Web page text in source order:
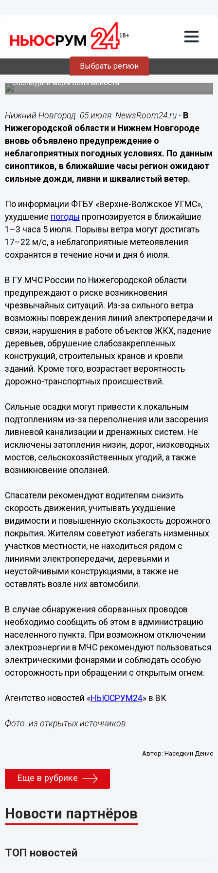
Выбрать регион
Ливни и ветер до 22 м/с вновь
ожидаются в Нижегородской области
Непогода накроет регион в ближайшие часы 5 июля и
сохранится до конца дня 6 июля. Жителей призывают
соблюдать меры безопасности.
Нижний Новгород. 05 июля. NewsRoom24.ru - В
Нижегородской области и Нижнем Новгороде
вновь объявлено предупреждение о
неблагоприятных погодных условиях. По данным
синоптиков, в ближайшие часы регион ожидают
сильные дожди, ливни и шквалистый ветер.
По информации ФГБУ «Верхне-Волжское УГМС»,
ухудшение погоды прогнозируется в ближайшие
1–3 часа 5 июля. Порывы ветра могут достигать
17–22 м/с, а неблагоприятные метеоявления
сохранятся в течение ночи и дня 6 июля.
В ГУ МЧС России по Нижегородской области
предупреждают о риске возникновения
чрезвычайных ситуаций. Из-за сильного ветра
возможны повреждения линий электропередачи и
связи, нарушения в работе объектов ЖКХ, падение
деревьев, обрушение слабозакрепленных
конструкций, строительных кранов и кровли
зданий. Кроме того, возрастает вероятность
дорожно-транспортных происшествий.
Сильные осадки могут привести к локальным
подтоплениям из-за переполнения или засорения
ливневой канализации и дренажных систем. Не
исключены затопления низин, дорог, низководных
мостов, сельскохозяйственных угодий, а также
возникновение оползней.
Спасатели рекомендуют водителям снизить
скорость движения, учитывать ухудшение
видимости и повышенную скользкость дорожного
покрытия. Жителям советуют избегать низменных
участков местности, не находиться рядом с
линиями электропередачи, деревьями и
неустойчивыми конструкциями, а также не
оставлять возле них автомобили.
В случае обнаружения оборванных проводов
необходимо сообщить об этом в администрацию
населенного пункта. При возможном отключении
электроэнергии в МЧС рекомендуют пользоваться
электрическими фонарями и соблюдать особую
осторожность при обращении с открытым огнем.
Агентство новостей «НЬЮСРУМ24» в ВК
Фото: из открытых источников
Автор:Наседкин Денис
Еще в рубрике
Новости партнёров
ТОП новостей